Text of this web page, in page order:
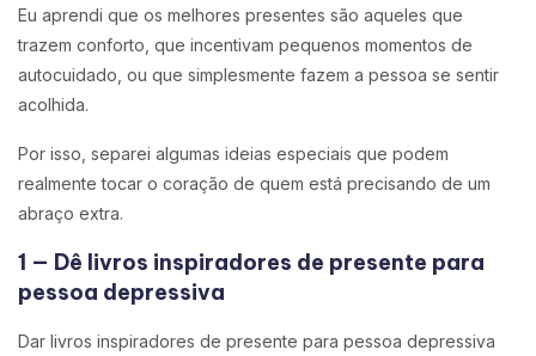
Eu aprendi que os melhores presentes são aqueles que
trazem conforto, que incentivam pequenos momentos de
autocuidado, ou que simplesmente fazem a pessoa se sentir
acolhida.
Por isso, separei algumas ideias especiais que podem
realmente tocar o coração de quem está precisando de um
abraço extra.
1 — Dê livros inspiradores de presente para
pessoa depressiva
Dar livros inspiradores de presente para pessoa depressiva